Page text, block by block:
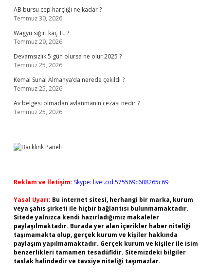
AB bursu cep harçlığı ne kadar ?
Temmuz 30, 2026
Wagyu sığırı kaç TL ?
Temmuz 29, 2026
Devamsızlık 5 gün olursa ne olur 2025 ?
Temmuz 25, 2026
Kemal Sunal Almanya’da nerede çekildi ?
Temmuz 25, 2026
Av belgesi olmadan avlanmanın cezası nedir ?
Temmuz 25, 2026
Reklam ve İletişim: Skype: live:.cid.575569c608265c69
Yasal Uyarı: Bu internet sitesi, herhangi bir marka, kurum
veya şahıs şirketi ile hiçbir bağlantısı bulunmamaktadır.
Sitede yalnızca kendi hazırladığımız makaleler
paylaşılmaktadır. Burada yer alan içerikler haber niteliği
taşımamakta olup, gerçek kurum ve kişiler hakkında
paylaşım yapılmamaktadır. Gerçek kurum ve kişiler ile isim
benzerlikleri tamamen tesadüfidir. Sitemizdeki bilgiler
taslak halindedir ve tavsiye niteliği taşımazlar.